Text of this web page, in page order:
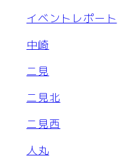
イベントレポート
中崎
二見
二見北
二見西
人丸